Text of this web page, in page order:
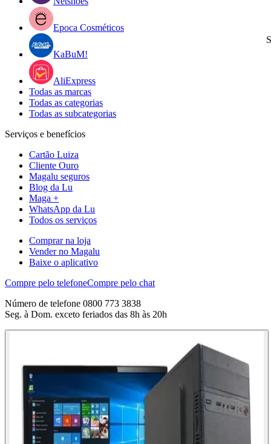
Epoca Cosméticos
KaBuM!
AliExpress
Todas as marcas
Todas as categorias
Todas as subcategorias
Serviços e benefícios
Cartão Luiza
Cliente Ouro
Magalu seguros
Blog da Lu
Maga +
WhatsApp da Lu
Todos os serviços
Comprar na loja
Vender no Magalu
Baixe o aplicativo
Compre pelo telefoneCompre pelo chat
Número de telefone 0800 773 3838
Seg. à Dom. exceto feriados das 8h às 20h